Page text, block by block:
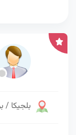
بلجيكا /